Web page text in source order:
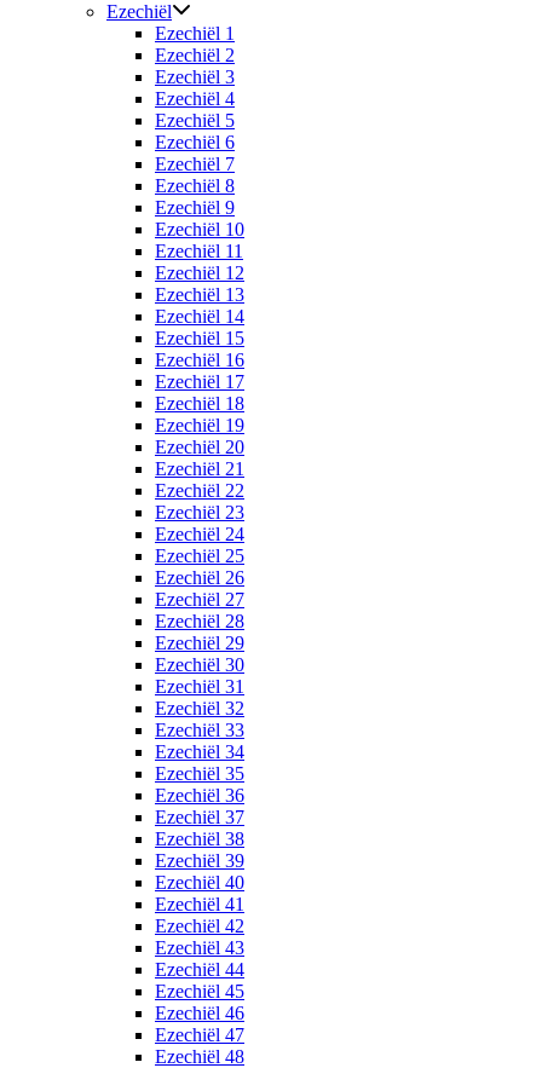
Ezechiël
Ezechiël 1
Ezechiël 2
Ezechiël 3
Ezechiël 4
Ezechiël 5
Ezechiël 6
Ezechiël 7
Ezechiël 8
Ezechiël 9
Ezechiël 10
Ezechiël 11
Ezechiël 12
Ezechiël 13
Ezechiël 14
Ezechiël 15
Ezechiël 16
Ezechiël 17
Ezechiël 18
Ezechiël 19
Ezechiël 20
Ezechiël 21
Ezechiël 22
Ezechiël 23
Ezechiël 24
Ezechiël 25
Ezechiël 26
Ezechiël 27
Ezechiël 28
Ezechiël 29
Ezechiël 30
Ezechiël 31
Ezechiël 32
Ezechiël 33
Ezechiël 34
Ezechiël 35
Ezechiël 36
Ezechiël 37
Ezechiël 38
Ezechiël 39
Ezechiël 40
Ezechiël 41
Ezechiël 42
Ezechiël 43
Ezechiël 44
Ezechiël 45
Ezechiël 46
Ezechiël 47
Ezechiël 48